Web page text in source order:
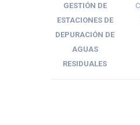
GESTIÓN DE
ESTACIONES DE
DEPURACIÓN DE
AGUAS
RESIDUALES